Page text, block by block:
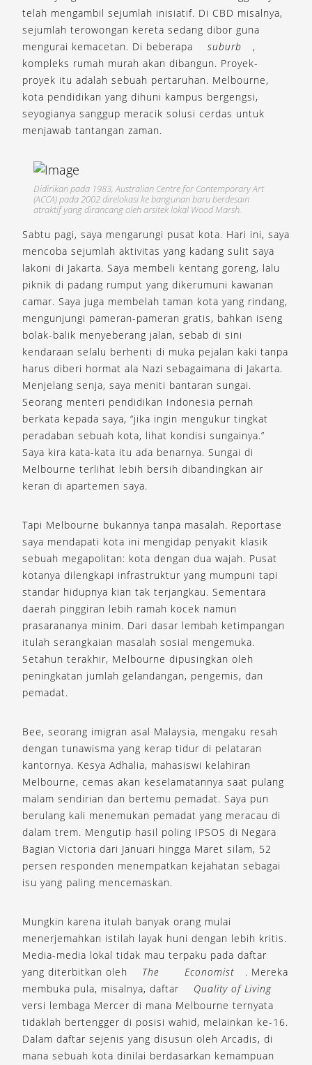
telah mengambil sejumlah inisiatif. Di CBD misalnya,
sejumlah terowongan kereta sedang dibor guna
mengurai kemacetan. Di beberapa
suburb
,
kompleks rumah murah akan dibangun. Proyek-
proyek itu adalah sebuah pertaruhan. Melbourne,
kota pendidikan yang dihuni kampus bergengsi,
seyogianya sanggup meracik solusi cerdas untuk
menjawab tantangan zaman.
Didirikan pada 1983, Australian Centre for Contemporary Art
(ACCA) pada 2002 direlokasi ke bangunan baru berdesain
atraktif yang dirancang oleh arsitek lokal Wood Marsh.
Sabtu pagi, saya mengarungi pusat kota. Hari ini, saya
mencoba sejumlah aktivitas yang kadang sulit saya
lakoni di Jakarta. Saya membeli kentang goreng, lalu
piknik di padang rumput yang dikerumuni kawanan
camar. Saya juga membelah taman kota yang rindang,
mengunjungi pameran-pameran gratis, bahkan iseng
bolak-balik menyeberang jalan, sebab di sini
kendaraan selalu berhenti di muka pejalan kaki tanpa
harus diberi hormat ala Nazi sebagaimana di Jakarta.
Menjelang senja, saya meniti bantaran sungai.
Seorang menteri pendidikan Indonesia pernah
berkata kepada saya, “jika ingin mengukur tingkat
peradaban sebuah kota, lihat kondisi sungainya.”
Saya kira kata-kata itu ada benarnya. Sungai di
Melbourne terlihat lebih bersih dibandingkan air
keran di apartemen saya.
Tapi Melbourne bukannya tanpa masalah. Reportase
saya mendapati kota ini mengidap penyakit klasik
sebuah megapolitan: kota dengan dua wajah. Pusat
kotanya dilengkapi infrastruktur yang mumpuni tapi
standar hidupnya kian tak terjangkau. Sementara
daerah pinggiran lebih ramah kocek namun
prasarananya minim. Dari dasar lembah ketimpangan
itulah serangkaian masalah sosial mengemuka.
Setahun terakhir, Melbourne dipusingkan oleh
peningkatan jumlah gelandangan, pengemis, dan
pemadat.
Bee, seorang imigran asal Malaysia, mengaku resah
dengan tunawisma yang kerap tidur di pelataran
kantornya. Kesya Adhalia, mahasiswi kelahiran
Melbourne, cemas akan keselamatannya saat pulang
malam sendirian dan bertemu pemadat. Saya pun
berulang kali menemukan pemadat yang meracau di
dalam trem. Mengutip hasil poling IPSOS di Negara
Bagian Victoria dari Januari hingga Maret silam, 52
persen responden menempatkan kejahatan sebagai
isu yang paling mencemaskan.
Mungkin karena itulah banyak orang mulai
menerjemahkan istilah layak huni dengan lebih kritis.
Media-media lokal tidak mau terpaku pada daftar
yang diterbitkan oleh
The Economist
. Mereka
membuka pula, misalnya, daftar
Quality of Living
versi lembaga Mercer di mana Melbourne ternyata
tidaklah bertengger di posisi wahid, melainkan ke-16.
Dalam daftar sejenis yang disusun oleh Arcadis, di
mana sebuah kota dinilai berdasarkan kemampuan